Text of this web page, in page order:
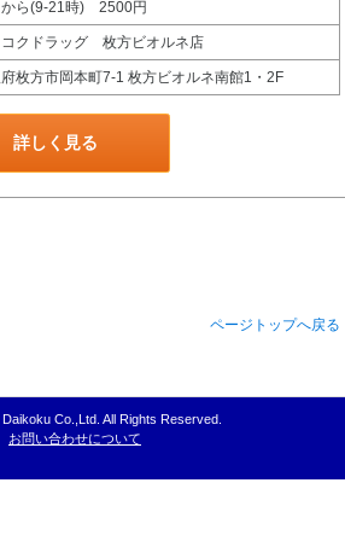
から(9-21時) 2500円
コクドラッグ 枚方ビオルネ店
枚方市岡本町7-1 枚方ビオルネ南館1・2F
詳しく見る
ページトップへ戻る
Co.,Ltd. All Rights Reserved.
お問い合わせについて